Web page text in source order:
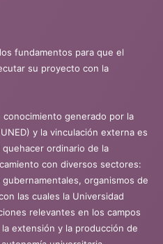
fundamentos para que el
su proyecto con la
generado por la
y la vinculación externa es
ordinario de la
con diversos sectores:
organismos de
las cuales la Universidad
relevantes en los campos
extensión y la producción de